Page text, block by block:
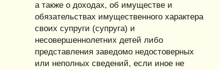
а также о доходах, об имуществе и
обязательствах имущественного характера
своих супруги (супруга) и
несовершеннолетних детей либо
представления заведомо недостоверных
или неполных сведений, если иное не